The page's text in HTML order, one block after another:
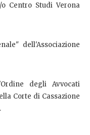
Centro Studi Verona
dell'Associazione
degli Avvocati
Corte di Cassazione